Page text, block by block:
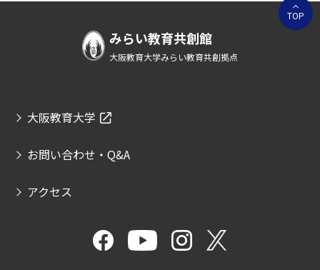
TOP
みらい教育共創館
大阪教育大学みらい教育共創拠点
大阪教育大学
お問い合わせ・Q&A
アクセス